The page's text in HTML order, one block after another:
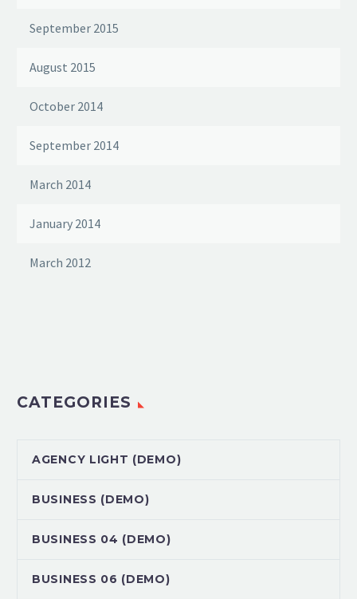
September 2015
August 2015
October 2014
September 2014
March 2014
January 2014
March 2012
CATEGORIES
AGENCY LIGHT (DEMO)
BUSINESS (DEMO)
BUSINESS 04 (DEMO)
BUSINESS 06 (DEMO)